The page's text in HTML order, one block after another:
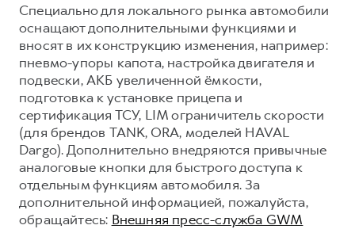
Специально для локального рынка автомобили
оснащают дополнительными функциями и
вносят в их конструкцию изменения, например:
пневмо-упоры капота, настройка двигателя и
подвески, АКБ увеличенной ёмкости,
подготовка к установке прицепа и
сертификация ТСУ, LIM ограничитель скорости
(для брендов TANK, ORA, моделей HAVAL
Dargo). Дополнительно внедряются привычные
аналоговые кнопки для быстрого доступа к
отдельным функциям автомобиля. За
дополнительной информацией, пожалуйста,
обращайтесь: Внешняя пресс-служба GWM